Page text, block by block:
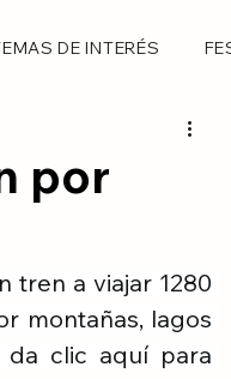
DE INTERÉS
por
tren a viajar 1280
montañas, lagos
da clic aquí para